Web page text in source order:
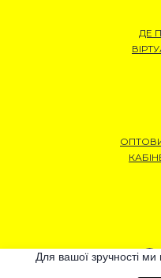
ДЕ
Для вашої зручності